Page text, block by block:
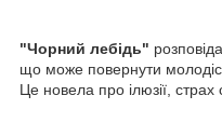
"Чорний лебідь"
що може повернути
Це новела про ілюзії, страх